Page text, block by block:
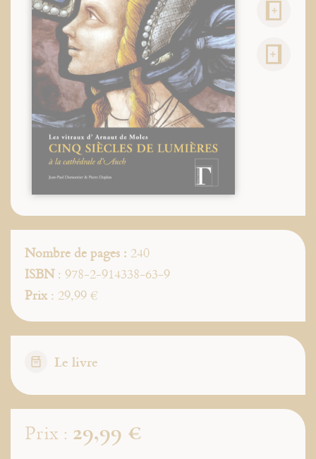
Nombre de pages : 240
ISBN: 978-2-914338-63-9
Prix: 29,99 €
Le livre
Prix : 29,99 €